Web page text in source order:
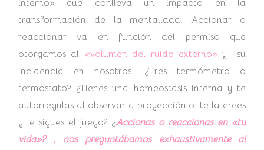
interno» que conlleva un impacto en la
transformación de la mentalidad. Accionar o
reaccionar va en función del permiso que
otorgamos al «volumen del ruido externo» y su
incidencia en nosotros. ¿Eres termómetro o
termostato? ¿Tienes una homeostasis interna y te
autorregulas al observar a proyección o, te la crees
y le sigues el juego? ¿Accionas o reaccionas en «tu
vida»? , nos preguntábamos exhaustivamente al